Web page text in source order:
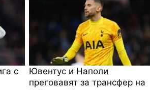
с
Ювентус и Наполи
преговавят за трансфер на